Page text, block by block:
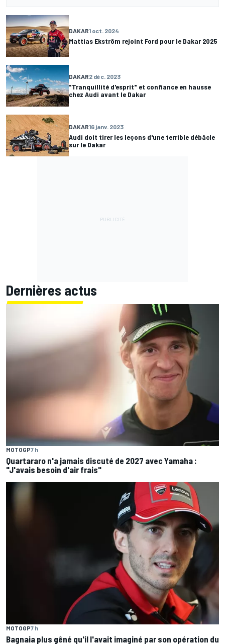
DAKAR1 oct. 2024
Mattias Ekström rejoint Ford pour le Dakar 2025
DAKAR2 déc. 2023
"Tranquillité d'esprit" et confiance en hausse
chez Audi avant le Dakar
DAKAR16 janv. 2023
Audi doit tirer les leçons d'une terrible débâcle
sur le Dakar
Dernières actus
MOTOGP7 h
Quartararo n'a jamais discuté de 2027 avec Yamaha :
"J'avais besoin d'air frais"
MOTOGP7 h
Bagnaia plus gêné qu'il l'avait imaginé par son opération du